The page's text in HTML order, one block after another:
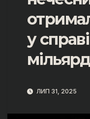
у
ЛИП 31, 2025